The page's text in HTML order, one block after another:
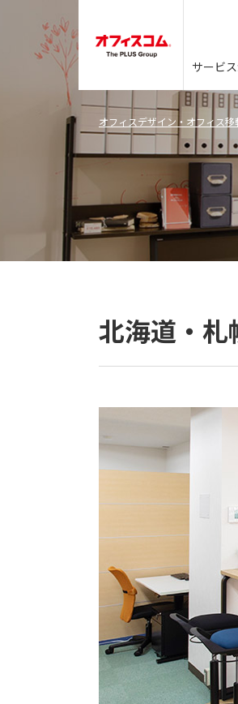
サービ
オフィスデザイン・オフィス移
北海道・札